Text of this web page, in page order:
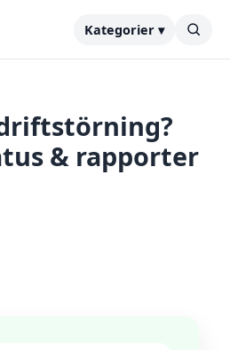
Kategorier ▾
& rapporter